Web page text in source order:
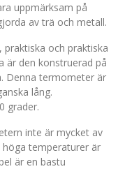
uppmärksam på
av trä och metall.
praktiska och praktiska
är den konstruerad på
Denna termometer är
lång.
grader.
inte är mycket av
temperaturer är
är en bastu